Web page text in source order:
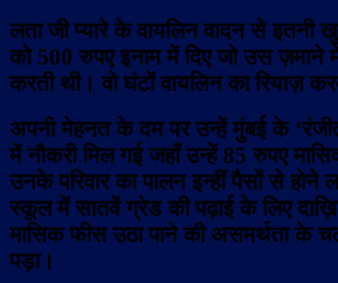
लता जी प्यारे के वायलिन वादन से इतनी
को 500 रुपए इनाम में दिए जो उस
करती थी। वो घंटों वायलिन का रियाज़
अपनी मेहनत के दम पर उन्हें मुंबई के
में नौकरी मिल गई जहाँ उन्हें 85 रुपए
उनके परिवार का पालन इन्हीं पैसों से होने
स्कूल में सातवें ग्रेड की पढ़ाई के लिए
मासिक फीस उठा पाने की असमर्थता के
पड़ा।